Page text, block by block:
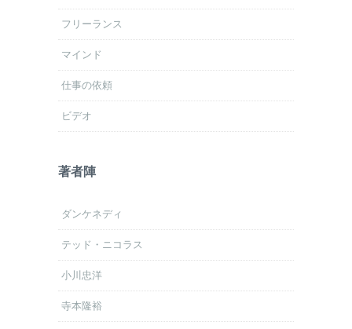
フリーランス
マインド
仕事の依頼
ビデオ
著者陣
ダンケネディ
テッド・ニコラス
小川忠洋
寺本隆裕